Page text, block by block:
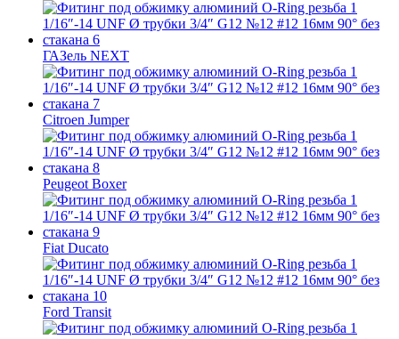
ГАЗель NEXT
Citroen Jumper
Peugeot Boxer
Fiat Ducato
Ford Transit